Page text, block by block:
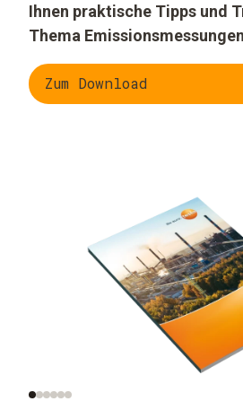
Ihnen praktische Tipps und
Thema
Zum Download
Verbrennungsprozess